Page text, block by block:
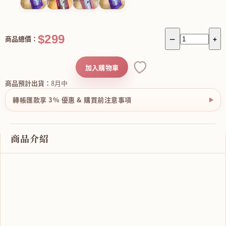
－ +
商品總價： $299
商品預計出貨： 8月中
加入購物車
轉帳匯款享 3% 優惠 & 購買前注意事項
商品介紹